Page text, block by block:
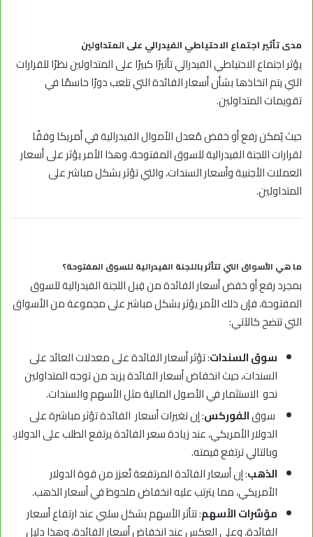
مدى تأثير اجتماع الاحتياطي الفيدرالي على المتداولين
يؤثر اجتماع الاحتياطي الفيدرالي تأثيرًا كبيرًا على المتداولين نظرًا للقرارات
التي يتم اتخاذها بشأن أسعار الفائدة التي تلعب دورًا حاسمًا في
تقويمات المتداولين.
حيث يُمكن رفع أو خفض مُعدل الأموال الفيدرالية في أمريكا وفقًا
لقرارات اللجنة الفيدرالية للسوق المفتوحة، وهذا الأمر يؤثر على أسعار
العملات الأجنبية وأسعار السندات، والتي تؤثر بشكل مباشر على
المتداولين.
ما هي الأسواق التي تتأثر باللجنة الفيدرالية للسوق المفتوحة؟
بمجرد رفع أو خفض أسعار الفائدة من قِبل اللجنة الفيدرالية للسوق
المفتوحة، فإن ذلك الأمر يؤثر بشكل مباشر على مجموعة من الأسواق
التي تتضح كالآتي:
سوق السندات: تؤثر أسعار الفائدة على معدلات العائد على
السندات، حيث انخفاض أسعار الفائدة يزيد من توجه المتداولين
نحو الاستثمار في الأصول المالية مثل الأسهم والسندات.
سوقالفوركس: إن تغيرات أسعار الفائدة تؤثر مباشرة على
الدولار الأمريكي، عند زيادة سعر الفائدة يرتفع الطلب على الدولار،
وبالتالي ترتفع قيمته.
الذهب: إن أسعار الفائدة المرتفعة تُعزز من قوة الدولار
الأمريكي، مما يترتب عليه انخفاض ملحوظ في أسعار الذهب.
مؤشرات الأسهم: تتأثر الأسهم بشكل سلبي عند ارتفاع أسعار
الفائدة، وعلى العكس عند انخفاض أسعار الفائدة، وهذا دليل